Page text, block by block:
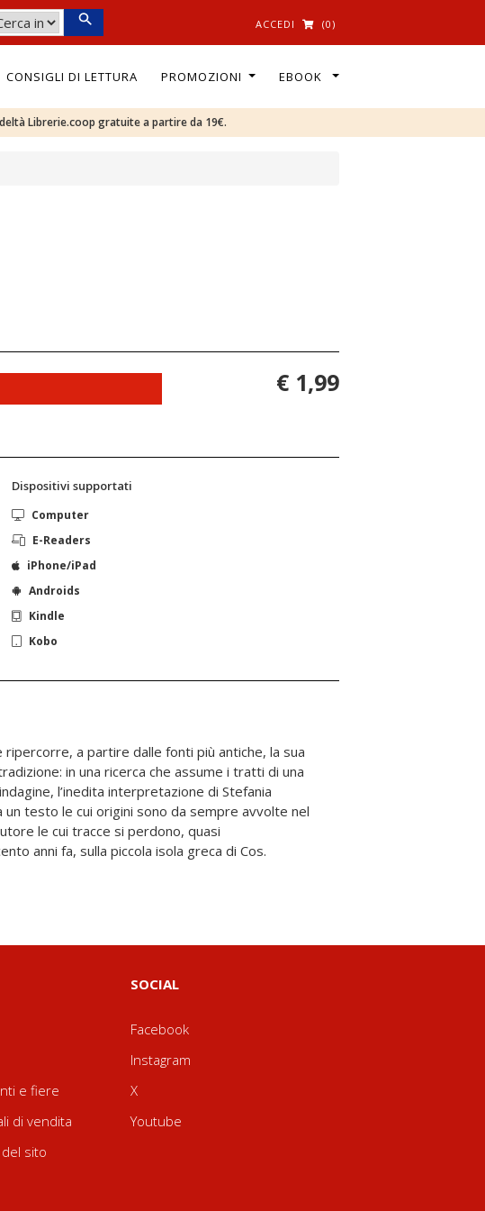
ACCEDI (0)
CONSIGLI DI LETTURA PROMOZIONI EBOOK
Librerie.coop gratuite a partire da 19€.
€ 1,99
Dispositivi supportati
Computer
E-Readers
iPhone/iPad
Androids
Kindle
Kobo
anni fa, sulla piccola isola greca di Cos.
e fiere
di vendita
sito
SOCIAL
Facebook
Instagram
X
Youtube